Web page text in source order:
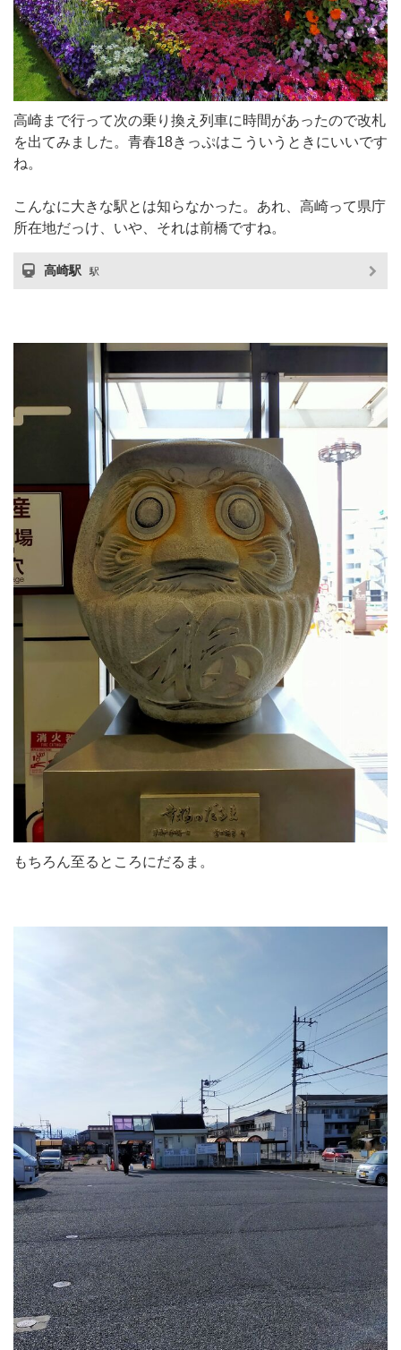
高崎まで行って次の乗り換え列車に時間があったので改札
を出てみました。青春18きっぷはこういうときにいいです
ね。
こんなに大きな駅とは知らなかった。あれ、高崎って県庁
所在地だっけ、いや、それは前橋ですね。
高崎駅 駅
もちろん至るところにだるま。